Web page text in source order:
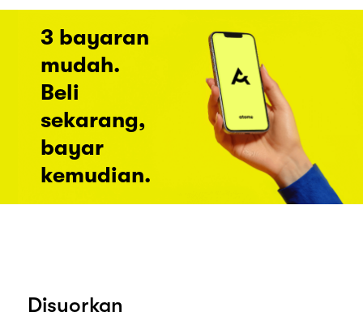
3 bayaran
mudah.
Beli
sekarang,
bayar
kemudian.
Disyorkan